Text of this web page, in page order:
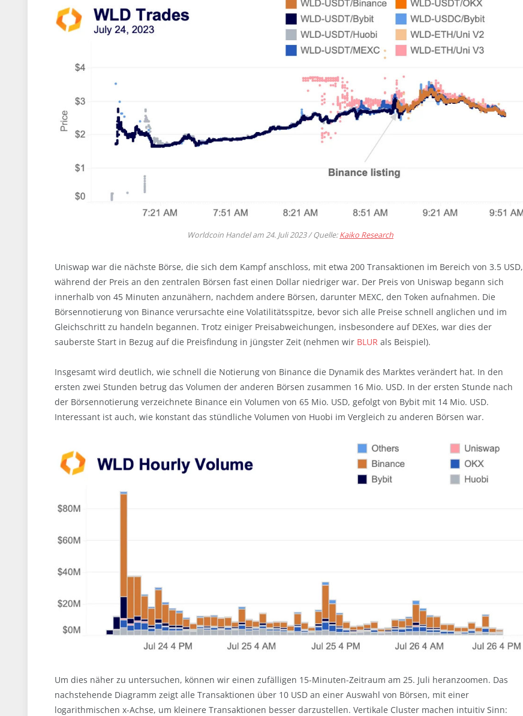
Worldcoin Handel am 24. Juli 2023 / Quelle:Kaiko Research
Uniswap war die nächste Börse, die sich dem Kampf anschloss, mit etwa 200 Transaktionen im Bereich von 3.5 USD,
während der Preis an den zentralen Börsen fast einen Dollar niedriger war. Der Preis von Uniswap begann sich
innerhalb von 45 Minuten anzunähern, nachdem andere Börsen, darunter MEXC, den Token aufnahmen. Die
Börsennotierung von Binance verursachte eine Volatilitätsspitze, bevor sich alle Preise schnell anglichen und im
Gleichschritt zu handeln begannen. Trotz einiger Preisabweichungen, insbesondere auf DEXes, war dies der
sauberste Start in Bezug auf die Preisfindung in jüngster Zeit (nehmen wir BLUR als Beispiel).
Insgesamt wird deutlich, wie schnell die Notierung von Binance die Dynamik des Marktes verändert hat. In den
ersten zwei Stunden betrug das Volumen der anderen Börsen zusammen 16 Mio. USD. In der ersten Stunde nach
der Börsennotierung verzeichnete Binance ein Volumen von 65 Mio. USD, gefolgt von Bybit mit 14 Mio. USD.
Interessant ist auch, wie konstant das stündliche Volumen von Huobi im Vergleich zu anderen Börsen war.
Um dies näher zu untersuchen, können wir einen zufälligen 15-Minuten-Zeitraum am 25. Juli heranzoomen. Das
nachstehende Diagramm zeigt alle Transaktionen über 10 USD an einer Auswahl von Börsen, mit einer
logarithmischen x-Achse, um kleinere Transaktionen besser darzustellen. Vertikale Cluster machen intuitiv Sinn: